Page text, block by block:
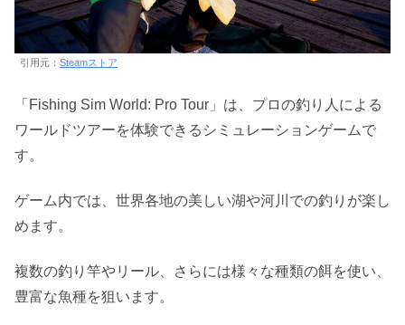
引用元： Steamストア
「Fishing Sim World: Pro Tour」は、プロの釣り人による
ワールドツアーを体験できるシミュレーションゲームで
す。
ゲーム内では、世界各地の美しい湖や河川での釣りが楽し
めます。
複数の釣り竿やリール、さらには様々な種類の餌を使い、
豊富な魚種を狙います。